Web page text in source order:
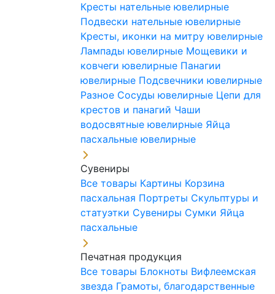
Кресты нательные ювелирные
Подвески нательные ювелирные
Кресты, иконки на митру ювелирные
Лампады ювелирные Мощевики и
ковчеги ювелирные Панагии
ювелирные Подсвечники ювелирные
Разное Сосуды ювелирные Цепи для
крестов и панагий Чаши
водосвятные ювелирные Яйца
пасхальные ювелирные
Сувениры
Все товары Картины Корзина
пасхальная Портреты Скульптуры и
статуэтки Сувениры Сумки Яйца
пасхальные
Печатная продукция
Все товары Блокноты Вифлеемская
звезда Грамоты, благодарственные